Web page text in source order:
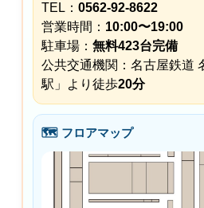
TEL： 0562-92-8622
営業時間： 10:00〜19:00
駐車場： 無料423台完備
公共交通機関：名古屋鉄道
駅」より徒歩20分
🗺 フロアマップ